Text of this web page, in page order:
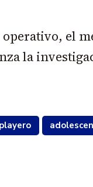
el
la
playero